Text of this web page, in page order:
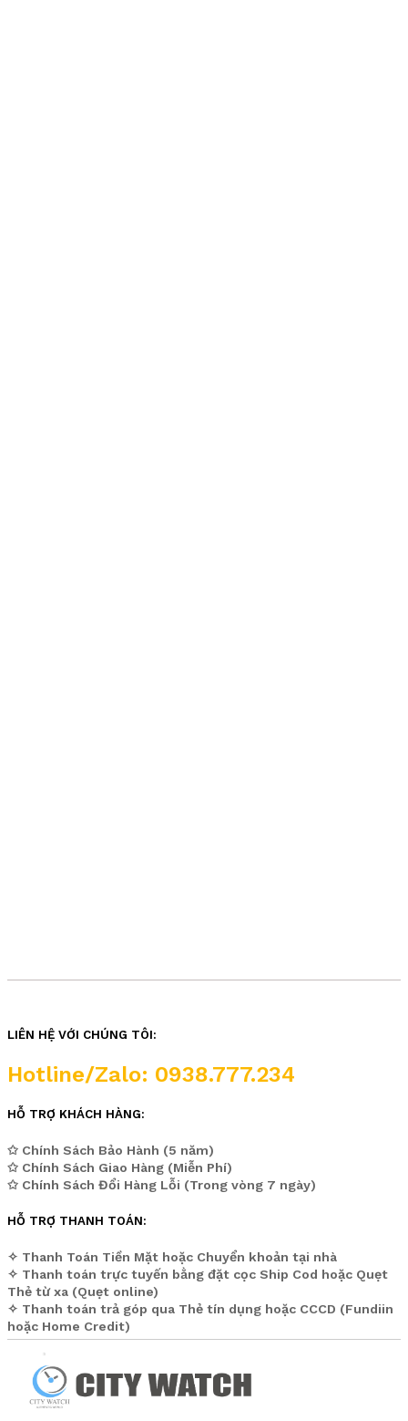
LIÊN HỆ VỚI CHÚNG TÔI:
Hotline/Zalo: 0938.777.234
HỖ TRỢ KHÁCH HÀNG:
✩ Chính Sách Bảo Hành (5 năm)
✩ Chính Sách Giao Hàng (Miễn Phí)
✩ Chính Sách Đổi Hàng Lỗi (Trong vòng 7 ngày)
HỖ TRỢ THANH TOÁN:
✧ Thanh Toán Tiền Mặt hoặc Chuyển khoản tại nhà
✧ Thanh toán trực tuyến bằng đặt cọc Ship Cod hoặc Quẹt
Thẻ từ xa (Quẹt online)
✧ Thanh toán trả góp qua Thẻ tín dụng hoặc CCCD (Fundiin
hoặc Home Credit)